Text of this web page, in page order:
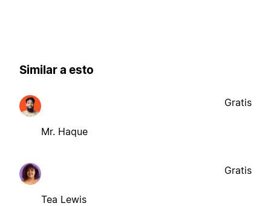
Similar a esto
Mr. Haque
Gratis
Tea Lewis
Gratis